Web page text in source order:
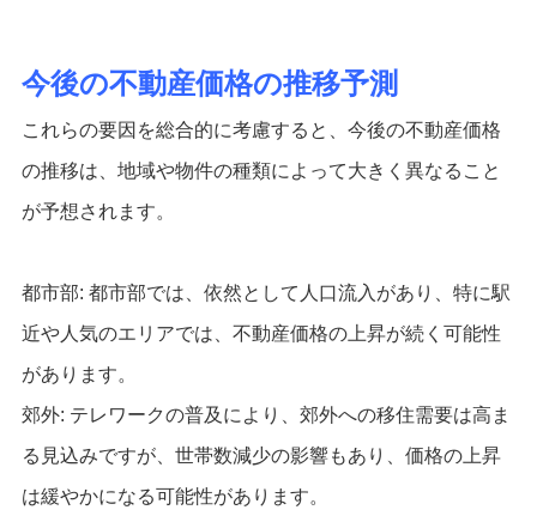
今後の不動産価格の推移予測
これらの要因を総合的に考慮すると、今後の不動産価格
の推移は、地域や物件の種類によって大きく異なること
が予想されます。
都市部: 都市部では、依然として人口流入があり、特に駅
近や人気のエリアでは、不動産価格の上昇が続く可能性
があります。
郊外: テレワークの普及により、郊外への移住需要は高ま
る見込みですが、世帯数減少の影響もあり、価格の上昇
は緩やかになる可能性があります。